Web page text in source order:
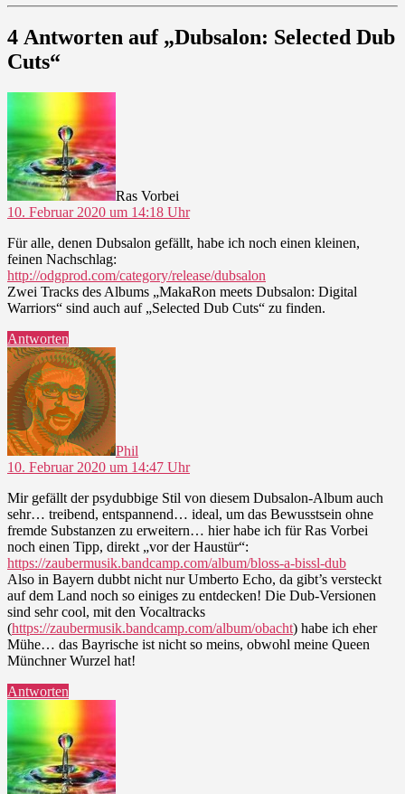
4 Antworten auf „Dubsalon: Selected Dub
Cuts“
Ras Vorbei
10. Februar 2020 um 14:18 Uhr
Für alle, denen Dubsalon gefällt, habe ich noch einen kleinen,
feinen Nachschlag:
http://odgprod.com/category/release/dubsalon
Zwei Tracks des Albums „MakaRon meets Dubsalon: Digital
Warriors“ sind auch auf „Selected Dub Cuts“ zu finden.
Antworten
Phil
10. Februar 2020 um 14:47 Uhr
Mir gefällt der psydubbige Stil von diesem Dubsalon-Album auch
sehr… treibend, entspannend… ideal, um das Bewusstsein ohne
fremde Substanzen zu erweitern… hier habe ich für Ras Vorbei
noch einen Tipp, direkt „vor der Haustür“:
https://zaubermusik.bandcamp.com/album/bloss-a-bissl-dub
Also in Bayern dubbt nicht nur Umberto Echo, da gibt’s versteckt
auf dem Land noch so einiges zu entdecken! Die Dub-Versionen
sind sehr cool, mit den Vocaltracks
(https://zaubermusik.bandcamp.com/album/obacht) habe ich eher
Mühe… das Bayrische ist nicht so meins, obwohl meine Queen
Münchner Wurzel hat!
Antworten